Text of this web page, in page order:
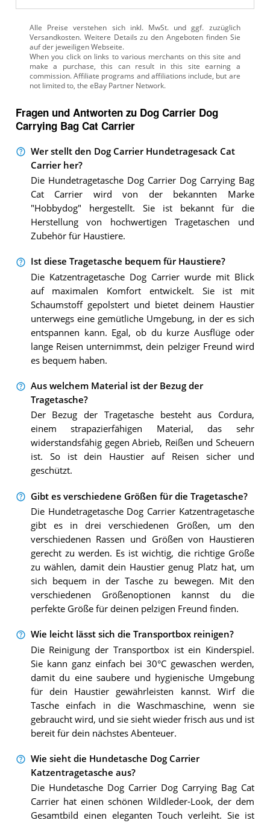
Alle Preise verstehen sich inkl. MwSt. und ggf. zuzüglich
Versandkosten. Weitere Details zu den Angeboten finden Sie
auf der jeweiligen Webseite.
Fragen und Antworten zu Dog Carrier Dog
Carrying Bag Cat Carrier
Wer stellt den Dog Carrier Hundetragesack Cat
Carrier her?
Die Hundetragetasche Dog Carrier Dog Carrying Bag
Cat Carrier wird von der bekannten Marke
"Hobbydog" hergestellt. Sie ist bekannt für die
Herstellung von hochwertigen Tragetaschen und
Zubehör für Haustiere.
Ist diese Tragetasche bequem für Haustiere?
Die Katzentragetasche Dog Carrier wurde mit Blick
auf maximalen Komfort entwickelt. Sie ist mit
Schaumstoff gepolstert und bietet deinem Haustier
unterwegs eine gemütliche Umgebung, in der es sich
entspannen kann. Egal, ob du kurze Ausflüge oder
lange Reisen unternimmst, dein pelziger Freund wird
es bequem haben.
Aus welchem Material ist der Bezug der
Tragetasche?
Der Bezug der Tragetasche besteht aus Cordura,
einem strapazierfähigen Material, das sehr
widerstandsfähig gegen Abrieb, Reißen und Scheuern
ist. So ist dein Haustier auf Reisen sicher und
geschützt.
Gibt es verschiedene Größen für die Tragetasche?
Die Hundetragetasche Dog Carrier Katzentragetasche
gibt es in drei verschiedenen Größen, um den
verschiedenen Rassen und Größen von Haustieren
gerecht zu werden. Es ist wichtig, die richtige Größe
zu wählen, damit dein Haustier genug Platz hat, um
sich bequem in der Tasche zu bewegen. Mit den
verschiedenen Größenoptionen kannst du die
perfekte Größe für deinen pelzigen Freund finden.
Wie leicht lässt sich die Transportbox reinigen?
Die Reinigung der Transportbox ist ein Kinderspiel.
Sie kann ganz einfach bei 30°C gewaschen werden,
damit du eine saubere und hygienische Umgebung
für dein Haustier gewährleisten kannst. Wirf die
Tasche einfach in die Waschmaschine, wenn sie
gebraucht wird, und sie sieht wieder frisch aus und ist
bereit für dein nächstes Abenteuer.
Wie sieht die Hundetasche Dog Carrier
Katzentragetasche aus?
Die Hundetasche Dog Carrier Dog Carrying Bag Cat
Carrier hat einen schönen Wildleder-Look, der dem
Gesamtbild einen eleganten Touch verleiht. Sie ist